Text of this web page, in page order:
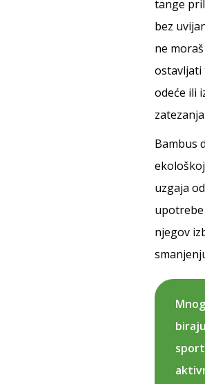
tange
bez
ne
ostavljati
odeće ili
zatezanja.
Bambus
uzgaja
upotrebe
njegov